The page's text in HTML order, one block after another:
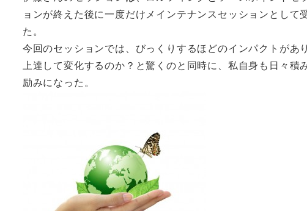
ョンが終えた後に一度だけメインテナンスセッションとし
た。
今回のセッションでは、びっくりするほどのインパクトが
上達して変化するのか？と驚くのと同時に、私自身も日々
励みになった。